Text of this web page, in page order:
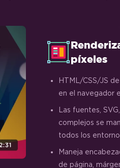
píxeles
HTML/CSS/JS
en el navegador
Las fuentes,
complejos se
todos los
Maneja
de página,